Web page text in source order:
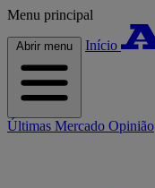
Menu principal
Abrir menu Início
Últimas Mercado Opinião